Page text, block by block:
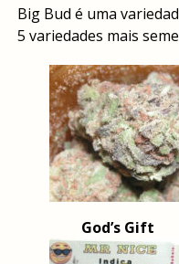
Big Bud é uma
5 variedades mais
God’s Gift